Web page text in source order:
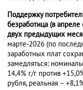
Поддержку
безработица (в апреле
двух предыдущих
марте-2026 (по
заработных плат
замедляться:
14,4% г/г против
рубля, реальная –